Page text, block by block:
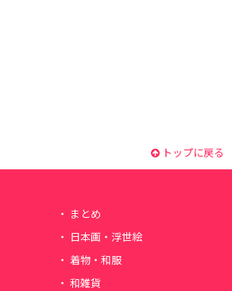
トップに戻る
まとめ
日本画・浮世絵
着物・和服
和雑貨